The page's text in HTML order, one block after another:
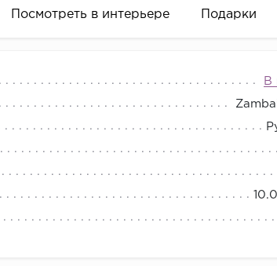
Посмотреть в интерьере Подарки
В